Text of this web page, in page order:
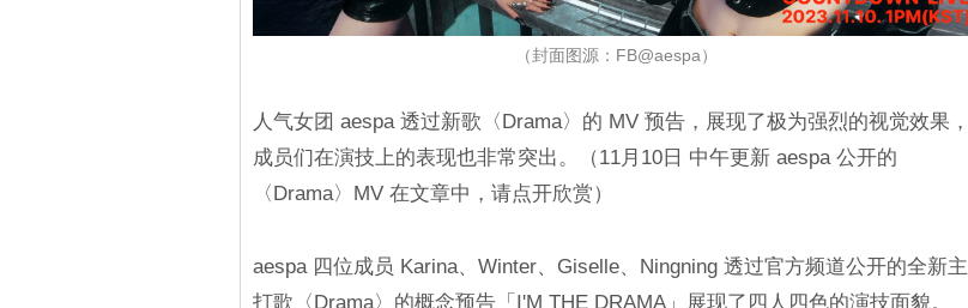
（封面图源：FB@aespa）
人气女团 aespa 透过新歌〈Drama〉的 MV 预告，展现了极为强烈的视觉效果，
成员们在演技上的表现也非常突出。（11月10日 中午更新 aespa 公开的
〈Drama〉MV 在文章中，请点开欣赏）
aespa 四位成员 Karina、Winter、Giselle、Ningning 透过官方频道公开的全新主
打歌〈Drama〉的概念预告「I'M THE DRAMA」展现了四人四色的演技面貌。